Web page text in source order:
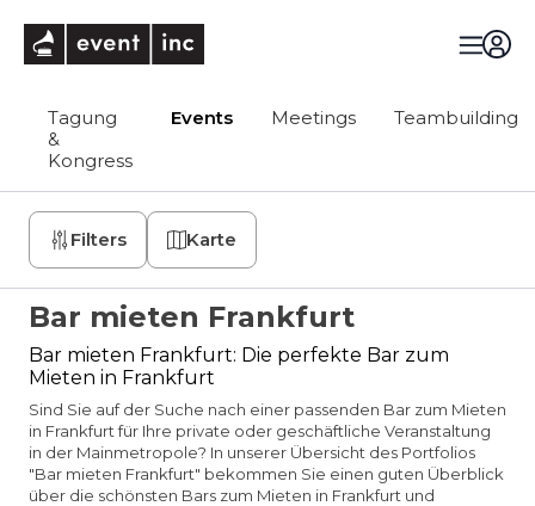
Tagung
&
Kongress
Events Meetings Teambuilding
Filters Karte
Bar mieten Frankfurt
Bar mieten Frankfurt: Die perfekte Bar zum
Mieten in Frankfurt
Sind Sie auf der Suche nach einer passenden Bar zum Mieten
in Frankfurt für Ihre private oder geschäftliche Veranstaltung
in der Mainmetropole? In unserer Übersicht des Portfolios
"Bar mieten Frankfurt" bekommen Sie einen guten Überblick
über die schönsten Bars zum Mieten in Frankfurt und